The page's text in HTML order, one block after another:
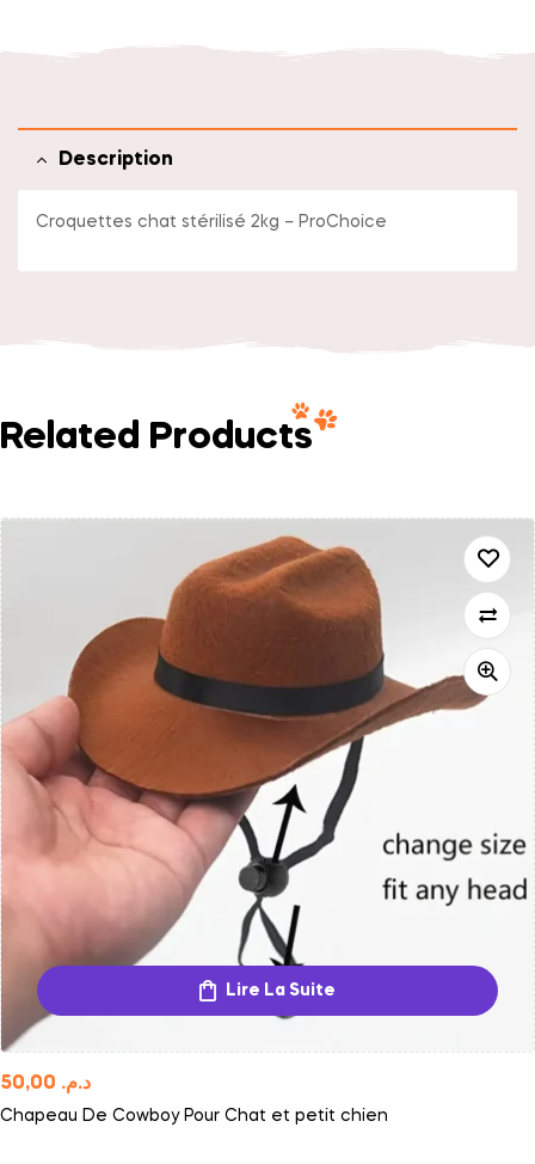
Description
Croquettes chat stérilisé 2kg – ProChoice
Related Products
Lire La Suite
د.م.
Chapeau De Cowboy Pour Chat et petit chien